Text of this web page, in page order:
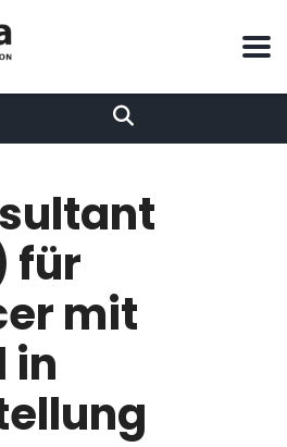
für
mit
inAgentin der Traniva AG –
Chat auf traniva.com.